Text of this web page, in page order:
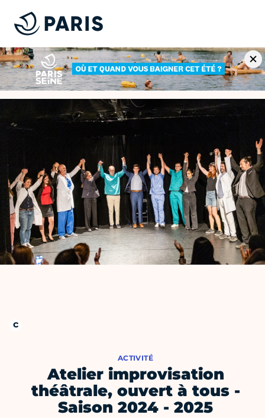
ACTIVITÉ
Atelier improvisation
théâtrale, ouvert à tous -
Saison 2024 - 2025